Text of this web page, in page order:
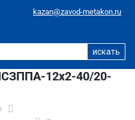
kazan@zavod-metakon.ru
12х2-40/20-